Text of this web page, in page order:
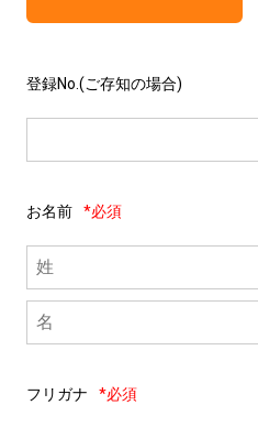
登録No.(ご存知の場合)
お名前 *必須
フリガナ *必須